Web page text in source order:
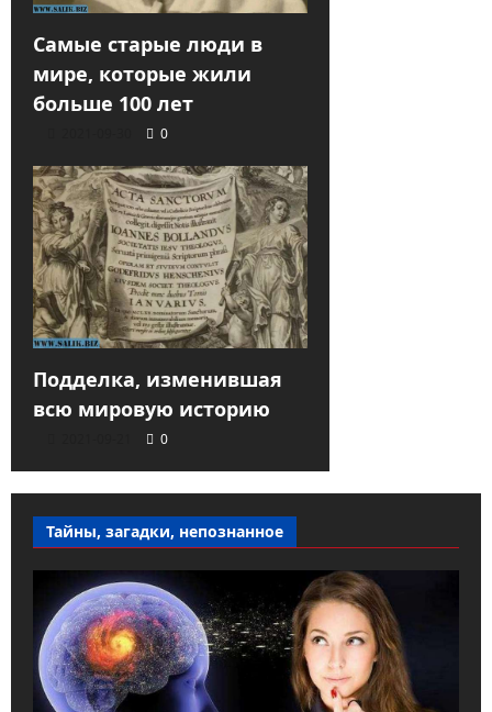
Самые старые люди в
мире, которые жили
больше 100 лет
0
Подделка, изменившая
всю мировую историю
0
Тайны, загадки, непознанное